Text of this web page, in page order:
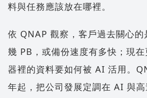
料與任務應該放在哪裡。
依 QNAP 觀察，客戶過去關心的
幾 PB，或備份速度有多快；現
器裡的資料要如何被 AI 活用。
年起，把公司發展定調在 AI 與高